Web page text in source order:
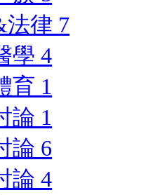
法律 7
學 4
育 1
論 1
論 6
論 4